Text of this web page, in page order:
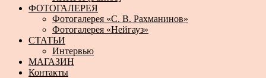
ФОТОГАЛЕРЕЯ
Фотогалерея «С. В. Рахманинов»
Фотогалерея «Нейгауз»
СТАТЬИ
Интервью
МАГАЗИН
Контакты